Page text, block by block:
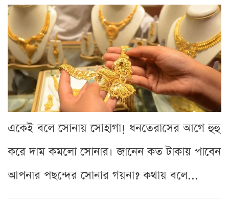
একেই বলে সোনায় সোহাগা! ধনতেরাসের আগে হুহু
করে দাম কমলো সোনার। জানেন কত টাকায় পাবেন
আপনার পছন্দের সোনার গয়না? কথায় বলে...